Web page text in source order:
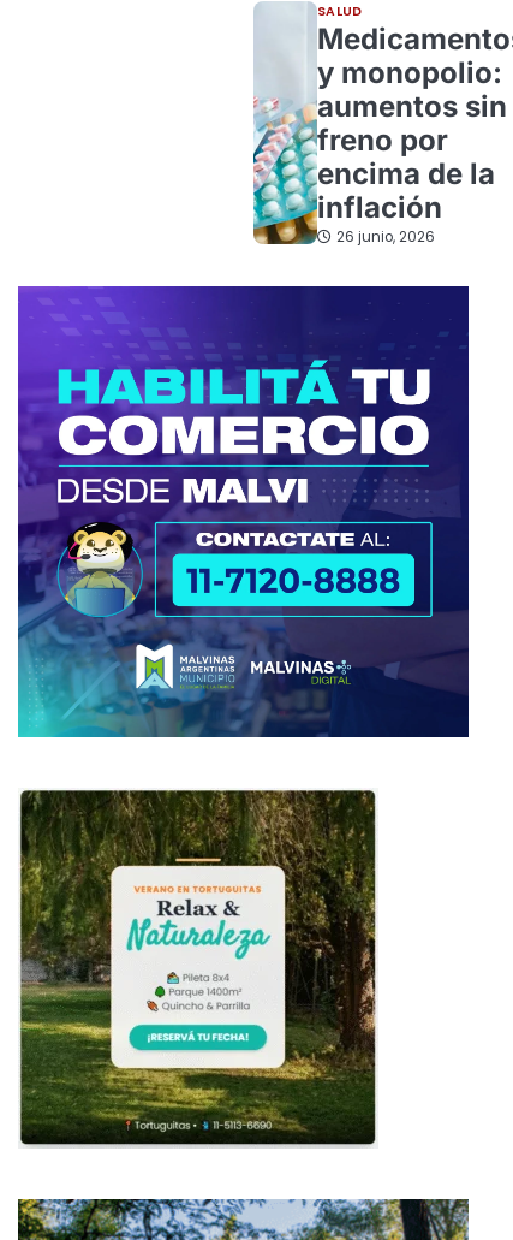
SALUD
y monopolio:
aumentos sin
freno por
encima de la
inflación
26 junio, 2026